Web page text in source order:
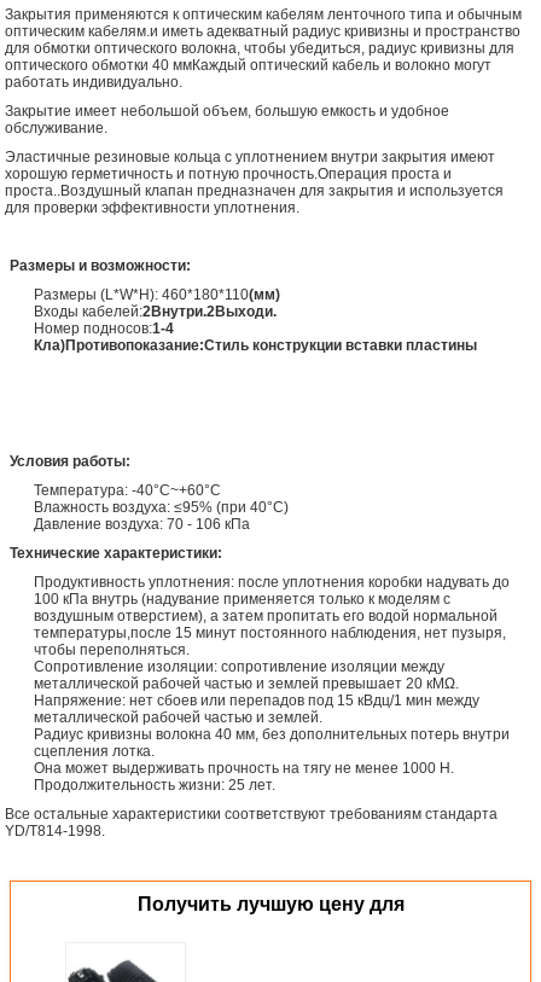
Закрытия применяются к оптическим кабелям ленточного типа и обычным
оптическим кабелям.и иметь адекватный радиус кривизны и пространство
для обмотки оптического волокна, чтобы убедиться, радиус кривизны для
оптического обмотки 40 ммКаждый оптический кабель и волокно могут
работать индивидуально.
Закрытие имеет небольшой объем, большую емкость и удобное
обслуживание.
Эластичные резиновые кольца с уплотнением внутри закрытия имеют
хорошую герметичность и потную прочность.Операция проста и
проста..Воздушный клапан предназначен для закрытия и используется
для проверки эффективности уплотнения.
Размеры и возможности:
Размеры (L*W*H): 460*180*110(мм)
Входы кабелей:2Внутри.2Выходи.
Номер подносов:1-4
Кла)Противопоказание:Стиль конструкции вставки пластины
Условия работы:
Температура: -40°C~+60°C
Влажность воздуха: ≤95% (при 40°C)
Давление воздуха: 70 - 106 кПа
Технические характеристики:
Продуктивность уплотнения: после уплотнения коробки надувать до
100 кПа внутрь (надувание применяется только к моделям с
воздушным отверстием), а затем пропитать его водой нормальной
температуры,после 15 минут постоянного наблюдения, нет пузыря,
чтобы переполняться.
Сопротивление изоляции: сопротивление изоляции между
металлической рабочей частью и землей превышает 20 кМΩ.
Напряжение: нет сбоев или перепадов под 15 кВдц/1 мин между
металлической рабочей частью и землей.
Радиус кривизны волокна 40 мм, без дополнительных потерь внутри
сцепления лотка.
Она может выдерживать прочность на тягу не менее 1000 Н.
Продолжительность жизни: 25 лет.
Все остальные характеристики соответствуют требованиям стандарта
YD/T814-1998.
Получить лучшую цену для